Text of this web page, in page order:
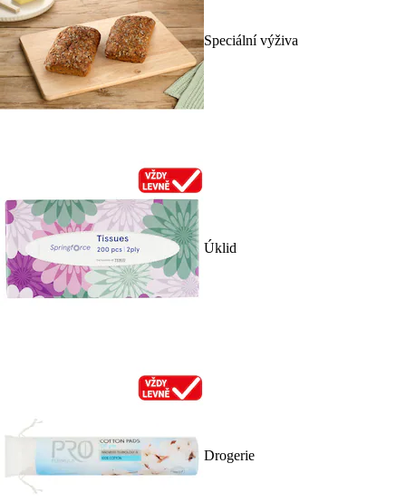
Speciální výživa
Úklid
Drogerie